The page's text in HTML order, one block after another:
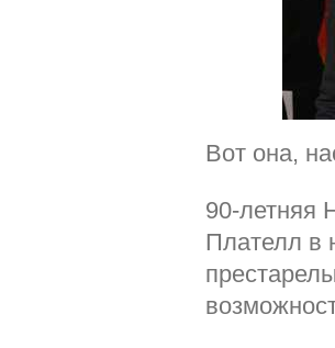
Вот она,
90-летняя
Плателл в